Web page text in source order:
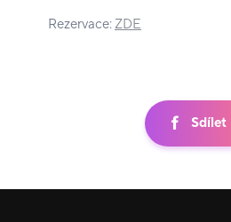
Rezervace:ZDE
Sdílet